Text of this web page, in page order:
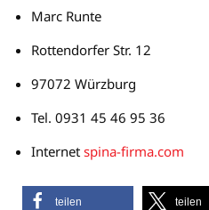
Marc Runte
Rottendorfer Str. 12
97072 Würzburg
Tel. 0931 45 46 95 36
Internet spina-firma.com
teilen teilen